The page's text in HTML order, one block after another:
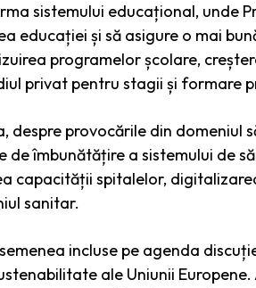
sistemului educațional, unde
educației și să asigure o mai
programelor școlare,
privat pentru stagii și formare
despre provocările din domeniul
de îmbunătățire a sistemului de
capacității spitalelor,
sanitar.
incluse pe agenda
ale Uniunii